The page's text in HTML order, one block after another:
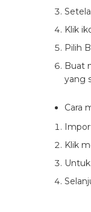
Klik
Pilih
Buat
yang
Cara
Klik